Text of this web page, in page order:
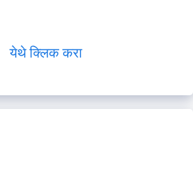
येथे क्लिक करा